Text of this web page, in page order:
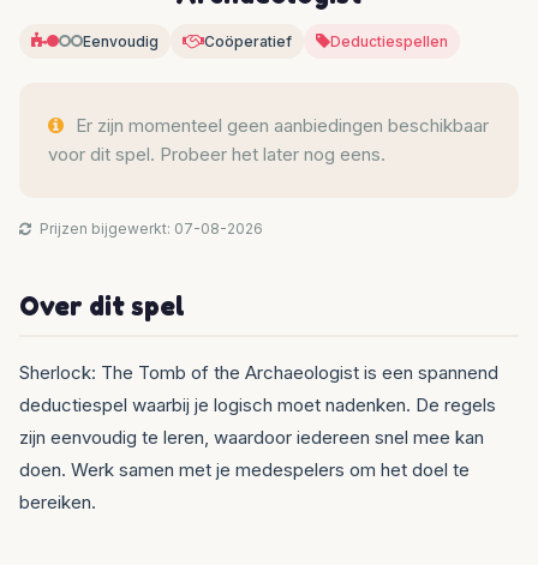
Eenvoudig Coöperatief Deductiespellen
Er zijn momenteel geen aanbiedingen beschikbaar
voor dit spel. Probeer het later nog eens.
Prijzen bijgewerkt: 07-08-2026
Over dit spel
Sherlock: The Tomb of the Archaeologist is een spannend
deductiespel waarbij je logisch moet nadenken. De regels
zijn eenvoudig te leren, waardoor iedereen snel mee kan
doen. Werk samen met je medespelers om het doel te
bereiken.